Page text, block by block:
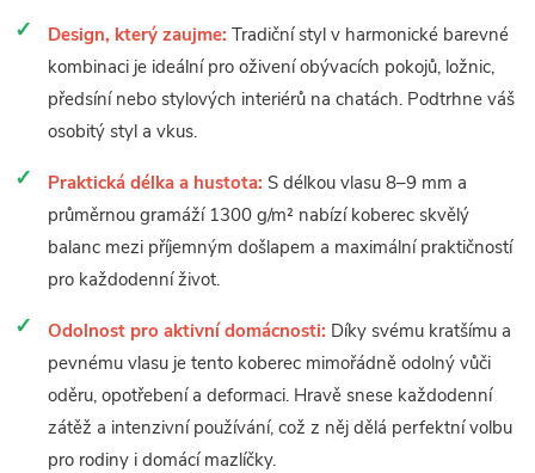
Design, který zaujme: Tradiční styl v harmonické barevné
kombinaci je ideální pro oživení obývacích pokojů, ložnic,
předsíní nebo stylových interiérů na chatách. Podtrhne váš
osobitý styl a vkus.
Praktická délka a hustota: S délkou vlasu 8–9 mm a
průměrnou gramáží 1300 g/m² nabízí koberec skvělý
balanc mezi příjemným došlapem a maximální praktičností
pro každodenní život.
Odolnost pro aktivní domácnosti: Díky svému kratšímu a
pevnému vlasu je tento koberec mimořádně odolný vůči
oděru, opotřebení a deformaci. Hravě snese každodenní
zátěž a intenzivní používání, což z něj dělá perfektní volbu
pro rodiny i domácí mazlíčky.